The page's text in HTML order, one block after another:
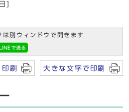
]
別ウィンドウで開きます
印刷 大きな文字で印刷